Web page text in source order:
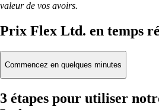
valeur de vos avoirs.
Prix Flex Ltd. en temps
Commencez en quelques minutes
3 étapes pour utiliser